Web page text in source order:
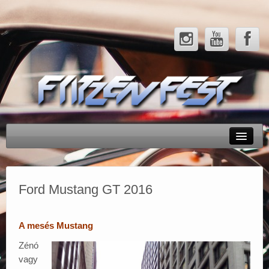
Rendezvényeink
Tesztek
Galéria
Partnerek
Ford Mustang GT 2016
A mesés Mustang
Zénó
vagy